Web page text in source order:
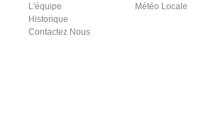
L'équipe
Historique
Contactez Nous
Météo Locale